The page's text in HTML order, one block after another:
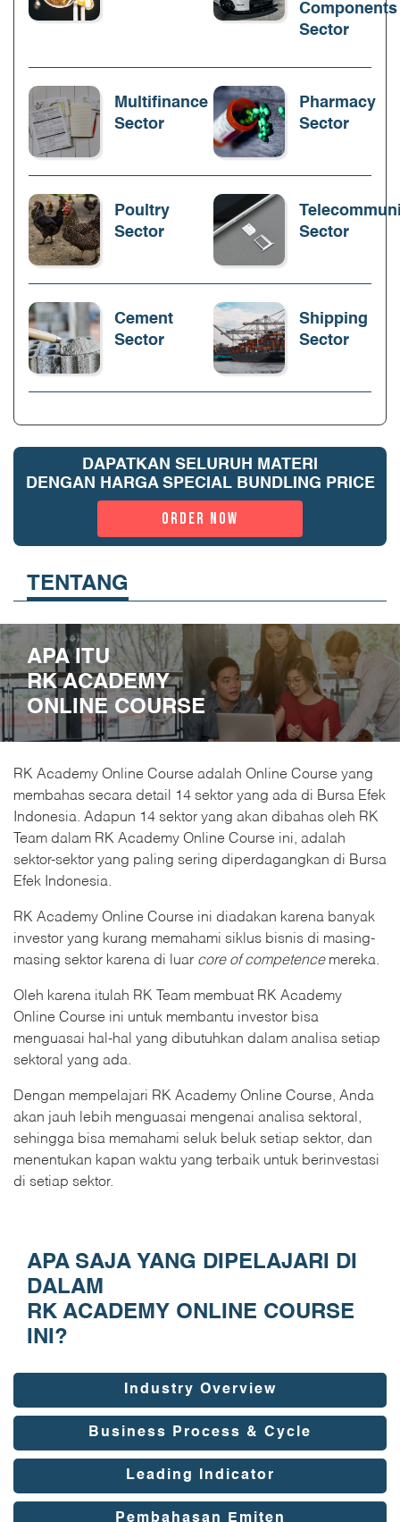
Components
Sector
Multifinance
Sector
Pharmacy
Sector
Poultry
Sector
Sector
Cement
Sector
Shipping
Sector
DAPATKAN SELURUH MATERI
DENGAN HARGA SPECIAL BUNDLING PRICE
ORDER NOW
TENTANG
APA ITU
RK ACADEMY
ONLINE COURSE
RK Academy Online Course adalah Online Course yang
membahas secara detail 14 sektor yang ada di Bursa Efek
Indonesia. Adapun 14 sektor yang akan dibahas oleh RK
Team dalam RK Academy Online Course ini, adalah
sektor-sektor yang paling sering diperdagangkan di Bursa
Efek Indonesia.
RK Academy Online Course ini diadakan karena banyak
investor yang kurang memahami siklus bisnis di masing-
masing sektor karena di luar core of competencemereka.
Oleh karena itulah RK Team membuat RK Academy
Online Course ini untuk membantu investor bisa
menguasai hal-hal yang dibutuhkan dalam analisa setiap
sektoral yang ada.
Dengan mempelajari RK Academy Online Course, Anda
akan jauh lebih menguasai mengenai analisa sektoral,
sehingga bisa memahami seluk beluk setiap sektor, dan
menentukan kapan waktu yang terbaik untuk berinvestasi
di setiap sektor.
APA SAJA YANG DIPELAJARI DI
DALAM
RK ACADEMY ONLINE COURSE
INI?
Industry Overview
Business Process & Cycle
Leading Indicator
Pembahasan Emiten